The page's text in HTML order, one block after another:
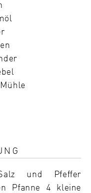
und Pfeffer
Pfanne 4 kleine